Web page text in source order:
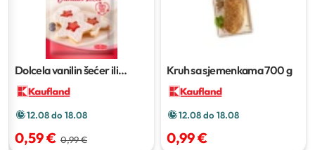
Dolcela vanilin šećer ili
12.08 do 18.08
0,59 € 0,99 €
Kruh sa sjemenkama700 g
12.08 do 18.08
0,99 €